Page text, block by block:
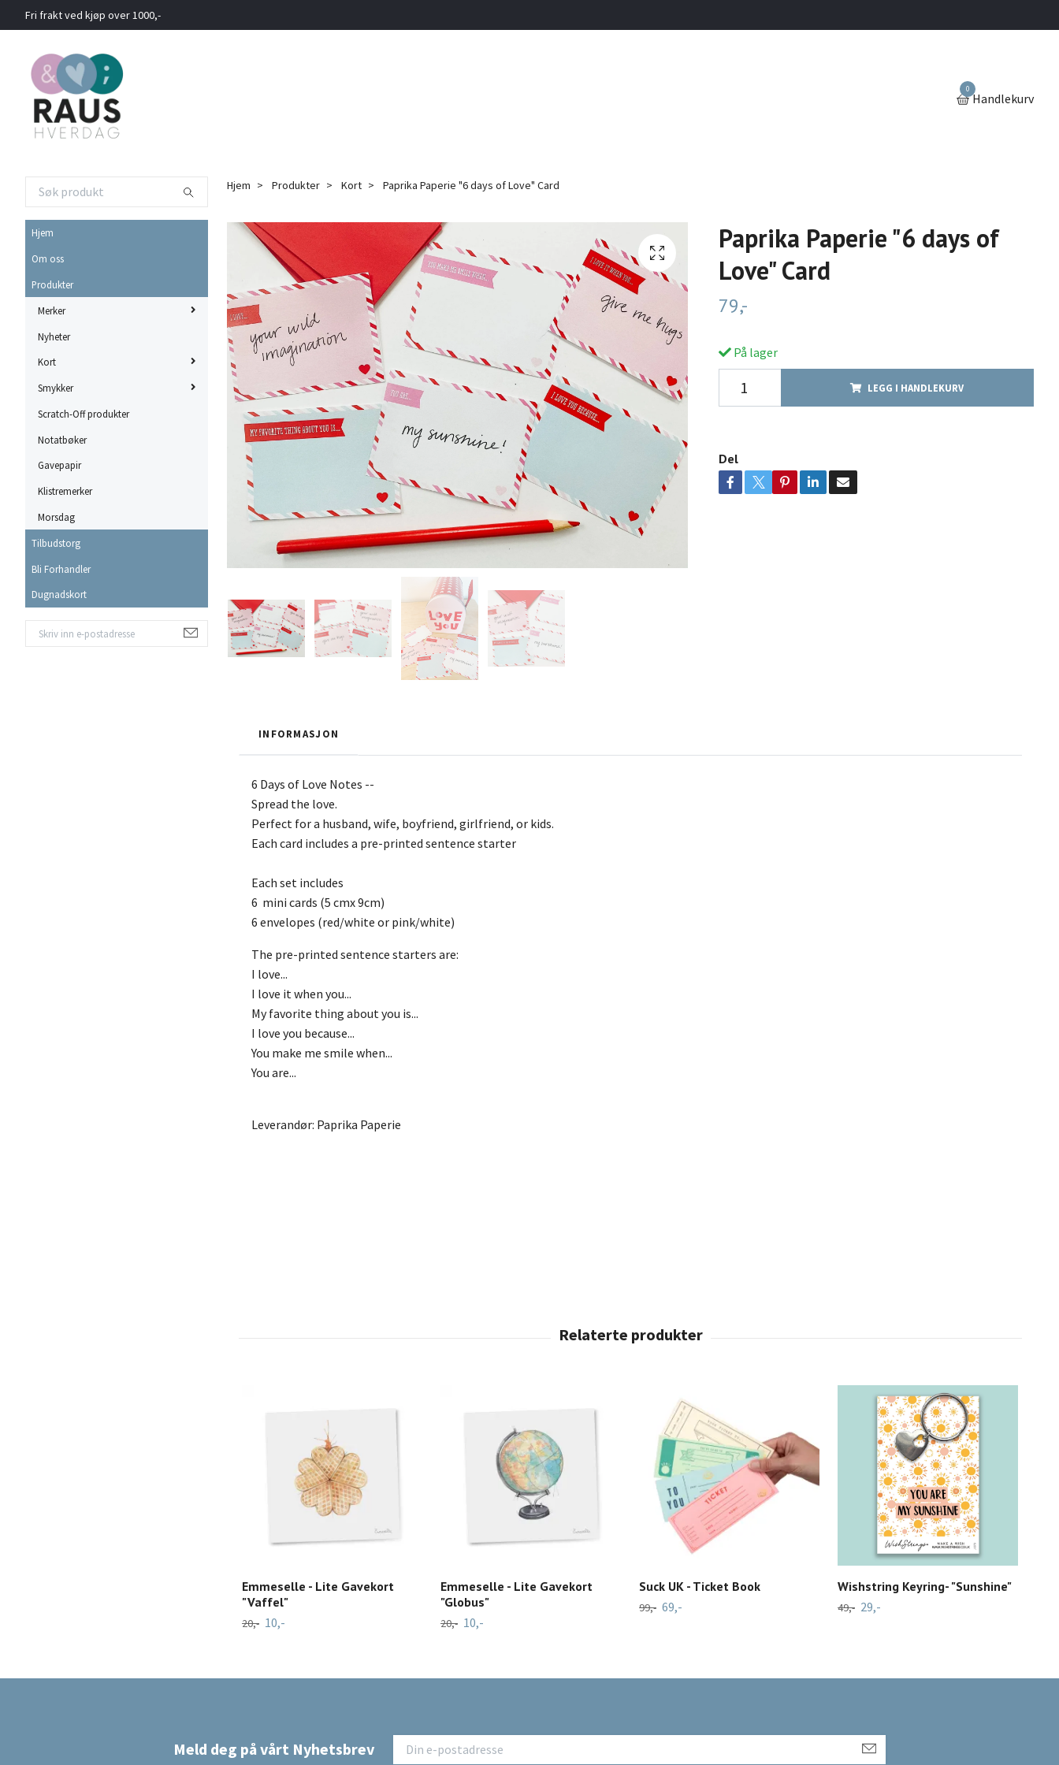
Fri frakt ved kjøp over 1000,-
0
Handlekurv
Hjem
Om oss
Produkter
Merker
Nyheter
Kort
Smykker
Scratch-Off produkter
Notatbøker
Gavepapir
Klistremerker
Morsdag
Tilbudstorg
Bli Forhandler
Dugnadskort
Hjem Produkter Kort Paprika Paperie "6 days of Love" Card
Paprika Paperie "6 days of
Love" Card
79,-
På lager
LEGG I HANDLEKURV
Del
INFORMASJON
6 Days of Love Notes --
Spread the love.
Perfect for a husband, wife, boyfriend, girlfriend, or kids.
Each card includes a pre-printed sentence starter
Each set includes
6 mini cards (5 cmx 9cm)
6 envelopes (red/white or pink/white)
The pre-printed sentence starters are:
I love...
I love it when you...
My favorite thing about you is...
I love you because...
You make me smile when...
You are...
Leverandør: Paprika Paperie
Emmeselle - Lite Gavekort
"Vaffel"
20,- 10,-
Emmeselle - Lite Gavekort
"Globus"
20,- 10,-
Suck UK - Ticket Book
99,- 69,-
Wishstring Keyring- "Sunshine"
49,- 29,-
Meld deg på vårt Nyhetsbrev